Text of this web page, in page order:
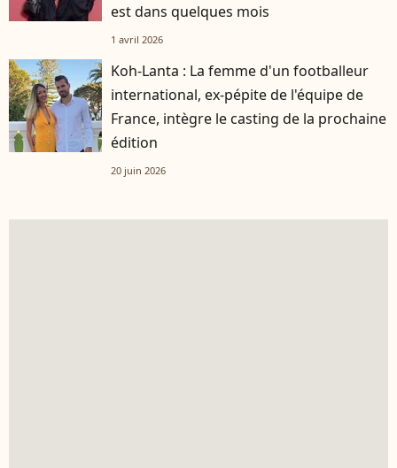
est dans quelques mois
1 avril 2026
Koh-Lanta : La femme d'un footballeur
international, ex-pépite de l'équipe de
France, intègre le casting de la prochaine
édition
20 juin 2026